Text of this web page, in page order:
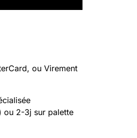
ou Virement
ou 2-3j sur palette